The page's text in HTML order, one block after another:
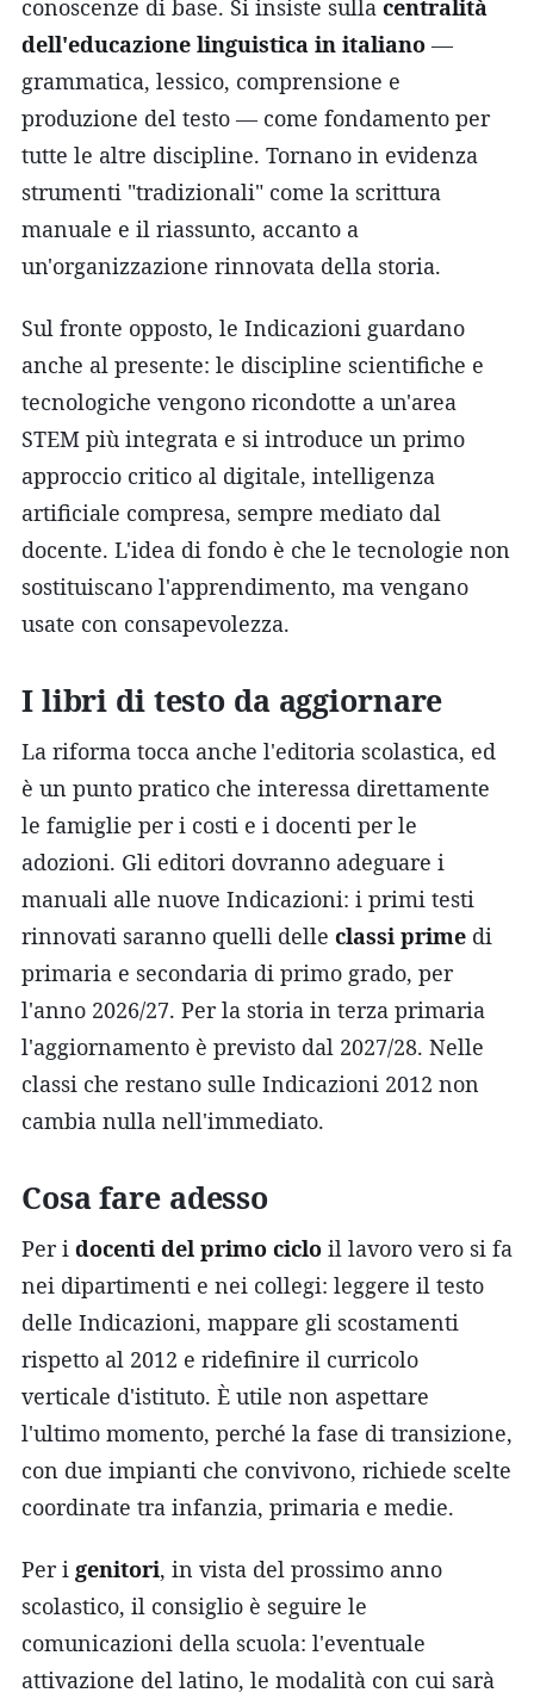
conoscenze di base. Si insiste sulla centralità
dell'educazione linguistica in italiano —
grammatica, lessico, comprensione e
produzione del testo — come fondamento per
tutte le altre discipline. Tornano in evidenza
strumenti "tradizionali" come la scrittura
manuale e il riassunto, accanto a
un'organizzazione rinnovata della storia.
Sul fronte opposto, le Indicazioni guardano
anche al presente: le discipline scientifiche e
tecnologiche vengono ricondotte a un'area
STEM più integrata e si introduce un primo
approccio critico al digitale, intelligenza
artificiale compresa, sempre mediato dal
docente. L'idea di fondo è che le tecnologie non
sostituiscano l'apprendimento, ma vengano
usate con consapevolezza.
I libri di testo da aggiornare
La riforma tocca anche l'editoria scolastica, ed
è un punto pratico che interessa direttamente
le famiglie per i costi e i docenti per le
adozioni. Gli editori dovranno adeguare i
manuali alle nuove Indicazioni: i primi testi
rinnovati saranno quelli delle classi prime di
primaria e secondaria di primo grado, per
l'anno 2026/27. Per la storia in terza primaria
l'aggiornamento è previsto dal 2027/28. Nelle
classi che restano sulle Indicazioni 2012 non
cambia nulla nell'immediato.
Cosa fare adesso
Per i docenti del primo ciclo il lavoro vero si fa
nei dipartimenti e nei collegi: leggere il testo
delle Indicazioni, mappare gli scostamenti
rispetto al 2012 e ridefinire il curricolo
verticale d'istituto. È utile non aspettare
l'ultimo momento, perché la fase di transizione,
con due impianti che convivono, richiede scelte
coordinate tra infanzia, primaria e medie.
Per i genitori, in vista del prossimo anno
scolastico, il consiglio è seguire le
comunicazioni della scuola: l'eventuale
attivazione del latino, le modalità con cui sarà